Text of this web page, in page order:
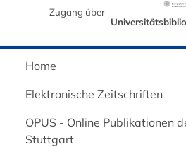
Zugang über
Home
Elektronische Zeitschriften
OPUS - Online Publikationen
Stuttgart